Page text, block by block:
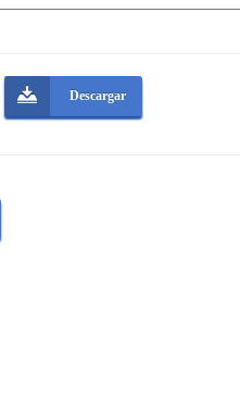
Descargar